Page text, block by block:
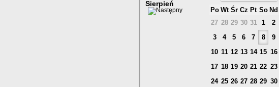
Sierpień
Po Wt Śr Cz Pt So Nd
27 28 29 30 31 1
2
3
4 5 6 7 8
9
10 11 12 13 14 15 16
17 18 19 20 21 22 23
24 25 26 27 28 29 30